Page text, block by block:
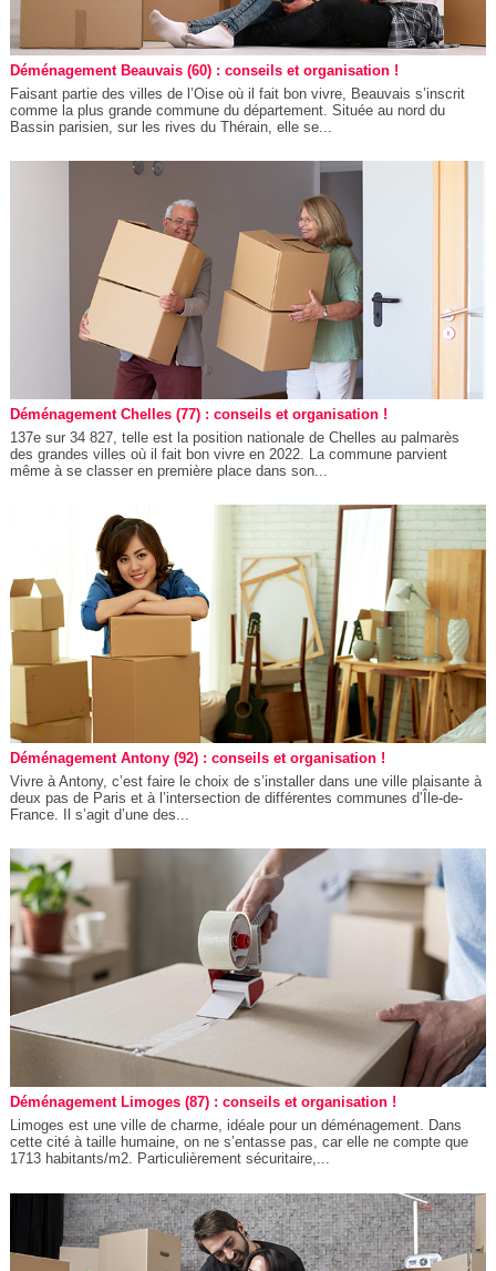
Déménagement Beauvais (60) : conseils et organisation !
Faisant partie des villes de l’Oise où il fait bon vivre, Beauvais s’inscrit
comme la plus grande commune du département. Située au nord du
Bassin parisien, sur les rives du Thérain, elle se...
Déménagement Chelles (77) : conseils et organisation !
137e sur 34 827, telle est la position nationale de Chelles au palmarès
des grandes villes où il fait bon vivre en 2022. La commune parvient
même à se classer en première place dans son...
Déménagement Antony (92) : conseils et organisation !
Vivre à Antony, c’est faire le choix de s’installer dans une ville plaisante à
deux pas de Paris et à l’intersection de différentes communes d’Île-de-
France. Il s’agit d’une des...
Déménagement Limoges (87) : conseils et organisation !
Limoges est une ville de charme, idéale pour un déménagement. Dans
cette cité à taille humaine, on ne s’entasse pas, car elle ne compte que
1713 habitants/m2. Particulièrement sécuritaire,...